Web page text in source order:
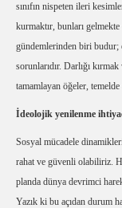
sınıfın nispeten ileri
kurmaktır, bunları
gündemlerinden biri budur;
sorunlarıdır. Darlığı
tamamlayan öğeler,
İdeolojik yenilenme
Sosyal mücadele
rahat ve güvenli olabiliriz.
planda dünya devrimci
Yazık ki bu açıdan durum